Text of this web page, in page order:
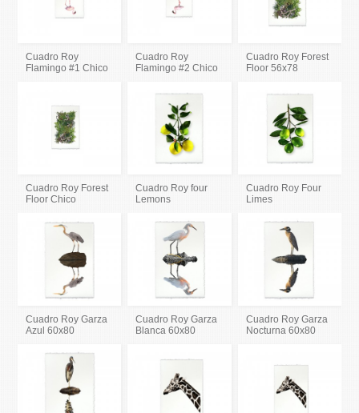
Cuadro Roy
Flamingo #1 Chico
Cuadro Roy
Flamingo #2 Chico
Cuadro Roy Forest
Floor 56x78
Cuadro Roy Forest
Floor Chico
Cuadro Roy four
Lemons
Cuadro Roy Four
Limes
Cuadro Roy Garza
Azul 60x80
Cuadro Roy Garza
Blanca 60x80
Cuadro Roy Garza
Nocturna 60x80